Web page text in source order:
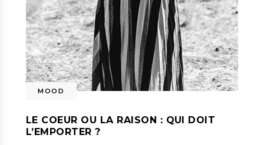
MOOD
LE COEUR OU LA RAISON : QUI DOIT
L’EMPORTER ?